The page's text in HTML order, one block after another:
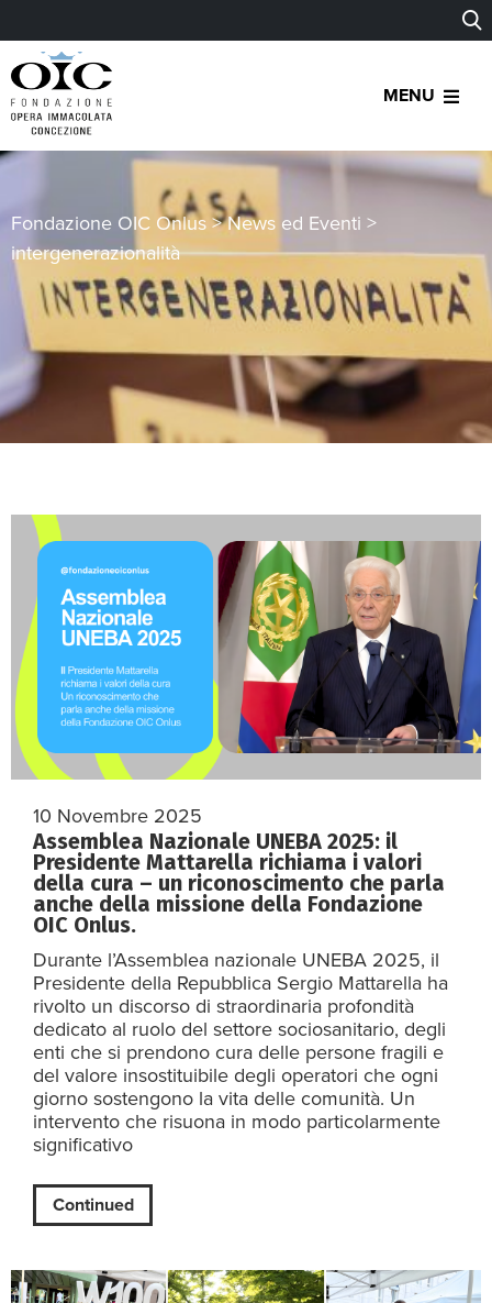
MENU
Fondazione OIC Onlus >News ed Eventi >
intergenerazionalità
10 Novembre 2025
Assemblea Nazionale UNEBA 2025: il
Presidente Mattarella richiama i valori
della cura – un riconoscimento che parla
anche della missione della Fondazione
OIC Onlus.
Durante l’Assemblea nazionale UNEBA 2025, il
Presidente della Repubblica Sergio Mattarella ha
rivolto un discorso di straordinaria profondità
dedicato al ruolo del settore sociosanitario, degli
enti che si prendono cura delle persone fragili e
del valore insostituibile degli operatori che ogni
giorno sostengono la vita delle comunità. Un
intervento che risuona in modo particolarmente
significativo
Continued